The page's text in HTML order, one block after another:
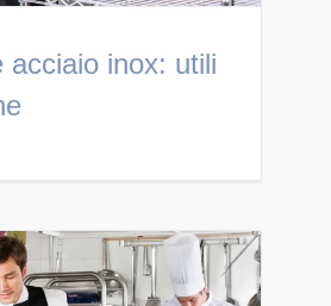
acciaio inox: utili